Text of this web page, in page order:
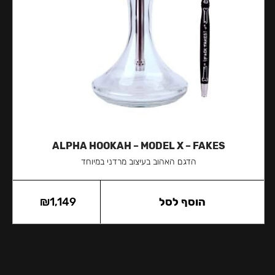
ALPHA HOOKAH – MODEL X – FAKES
הדגם האהוב בעיצוב מרדני במיוחד
₪1,149 הוסף לסל